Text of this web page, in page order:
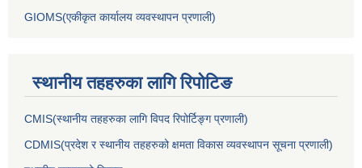
GIOMS(एकीकृत कार्यालय व्यवस्थापन प्रणाली)
स्थानीय तहहरुका लागि रिपोटिङ
CMIS(स्थानीय तहहरुका लागि विपद रिपोर्टिङ्ग प्रणाली)
CDMIS(प्रदेश र स्थानीय तहहरुको क्षमता विकास व्यवस्थापन सूचना प्रणाली)